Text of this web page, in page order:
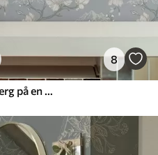
8
Vita blommor på grenar och berg på en blå bakgrund